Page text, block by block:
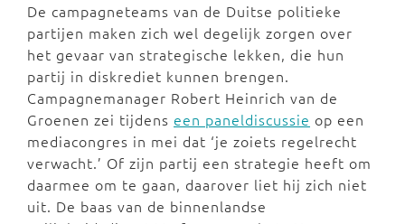
De campagneteams van de Duitse politieke
partijen maken zich wel degelijk zorgen over
het gevaar van strategische lekken, die hun
partij in diskrediet kunnen brengen.
Campagnemanager Robert Heinrich van de
Groenen zei tijdens een paneldiscussie op een
mediacongres in mei dat ‘je zoiets regelrecht
verwacht.’ Of zijn partij een strategie heeft om
daarmee om te gaan, daarover liet hij zich niet
uit. De baas van de binnenlandse